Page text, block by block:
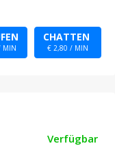
MIN
CHATTEN
€ 2,80 / MIN
Verfügbar